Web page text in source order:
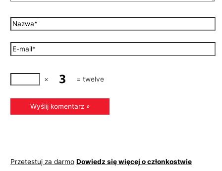
× = twelve
Przetestuj za darmo Dowiedz się więcej o członkostwie